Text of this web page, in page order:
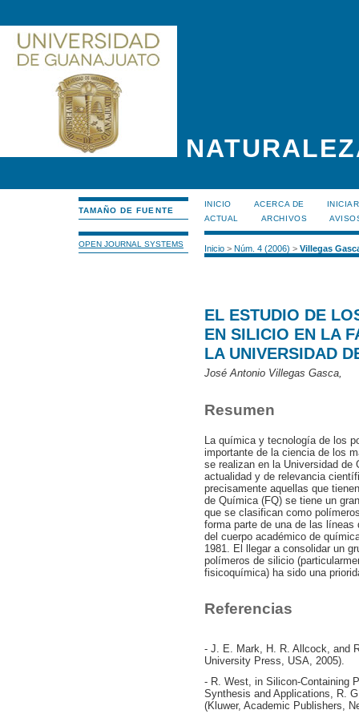
TAMAÑO DE FUENTE
OPEN JOURNAL SYSTEMS
INICIO ACERCA DE
ACTUAL
ARCHIVOS
Inicio> Núm. 4 (2006) > Villegas
EL ESTUDIO DE
EN SILICIO EN LA
LA UNIVERSIDAD
José Antonio Villegas Gasca,
Resumen
La química y tecnología de los
importante de la ciencia de los
se realizan en la Universidad de
actualidad y de relevancia
precisamente aquellas que
de Química (FQ) se tiene un
que se clasifican como
forma parte de una de las
del cuerpo académico de
1981. El llegar a consolidar un
polímeros de silicio
fisicoquímica) ha sido una
Referencias
- J. E. Mark, H. R. Allcock, and
University Press, USA, 2005).
- R. West, in Silicon-Containing
Synthesis and Applications, R.
(Kluwer, Academic Publishers,